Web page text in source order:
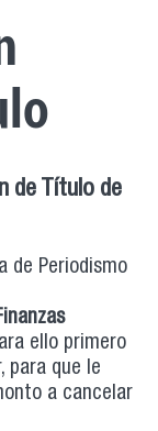
de Título de
de Periodismo
​
ello primero
para que le
a cancelar